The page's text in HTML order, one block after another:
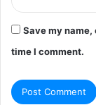
Save my
time I comment.